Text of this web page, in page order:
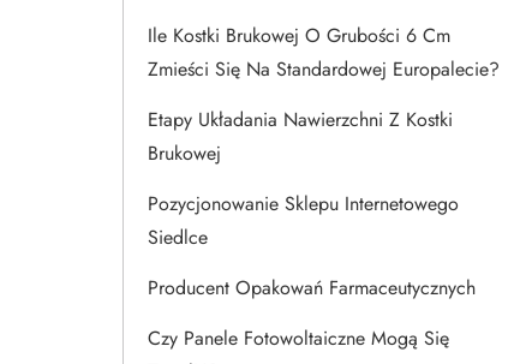
Ile Kostki Brukowej O Grubości 6 Cm
Zmieści Się Na Standardowej Europalecie?
Etapy Układania Nawierzchni Z Kostki
Brukowej
Pozycjonowanie Sklepu Internetowego
Siedlce
Producent Opakowań Farmaceutycznych
Czy Panele Fotowoltaiczne Mogą Się